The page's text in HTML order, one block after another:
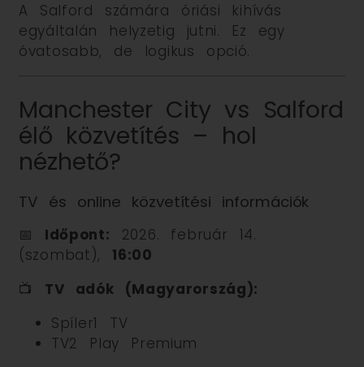
A Salford számára óriási kihívás
egyáltalán helyzetig jutni. Ez egy
óvatosabb, de logikus opció.
Manchester City vs Salford
élő közvetítés – hol
nézhető?
TV és online közvetítési információk
📅 Időpont: 2026. február 14.
(szombat), 16:00
📺 TV adók (Magyarország):
Spíler1 TV
TV2 Play Premium